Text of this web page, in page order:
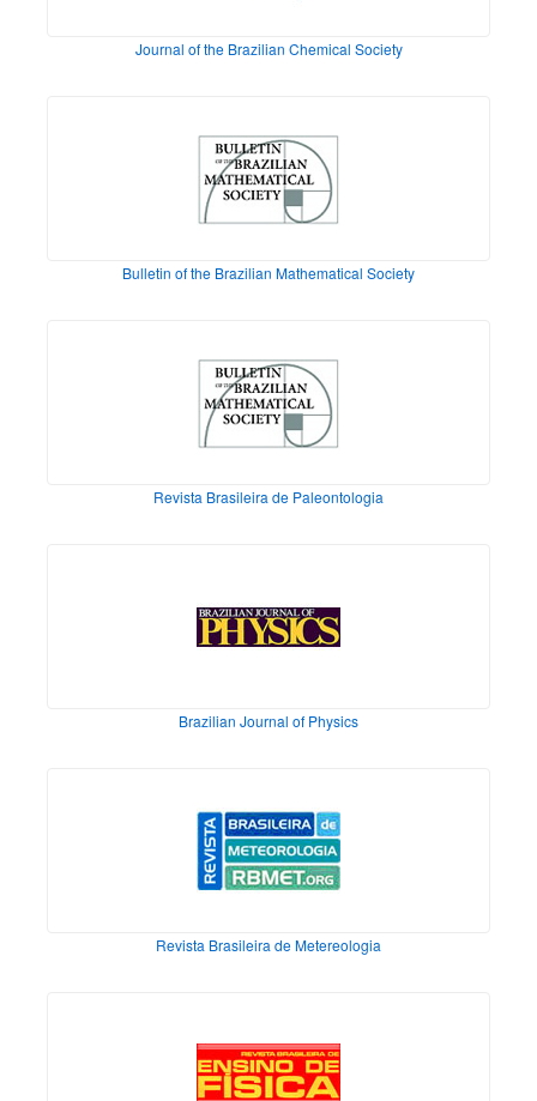
Journal of the Brazilian Chemical Society
Bulletin of the Brazilian Mathematical Society
Revista Brasileira de Paleontologia
Brazilian Journal of Physics
Revista Brasileira de Metereologia